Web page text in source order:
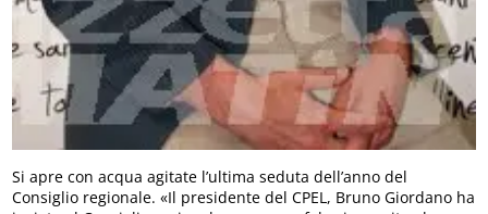
Si apre con acqua agitate l’ultima seduta dell’anno del
Consiglio regionale. «Il presidente del CPEL, Bruno Giordano ha